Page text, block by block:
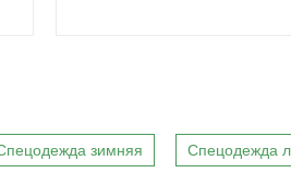
зимняя Спецодежда